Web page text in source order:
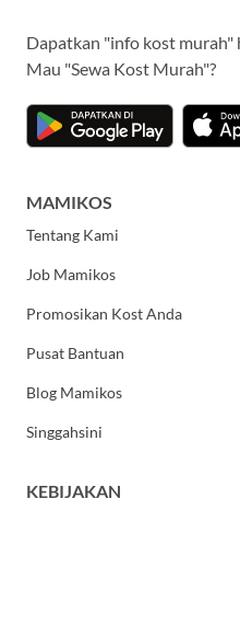
Dapatkan "info kost murah"
Mau "Sewa Kost Murah"?
MAMIKOS
Tentang Kami
Job Mamikos
Promosikan Kost Anda
Pusat Bantuan
Blog Mamikos
Singgahsini
KEBIJAKAN